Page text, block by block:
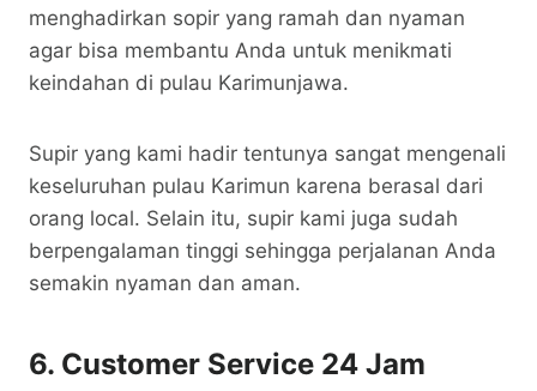
menghadirkan sopir yang ramah dan nyaman
agar bisa membantu Anda untuk menikmati
keindahan di pulau Karimunjawa.
Supir yang kami hadir tentunya sangat mengenali
keseluruhan pulau Karimun karena berasal dari
orang local. Selain itu, supir kami juga sudah
berpengalaman tinggi sehingga perjalanan Anda
semakin nyaman dan aman.
6. Customer Service 24 Jam